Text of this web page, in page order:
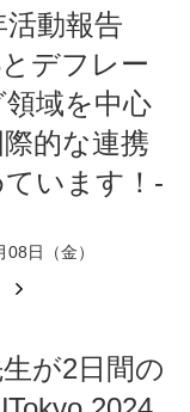
活動報告
デフレー
領域を中心
的な連携
います！-
日（金）
が2日間の